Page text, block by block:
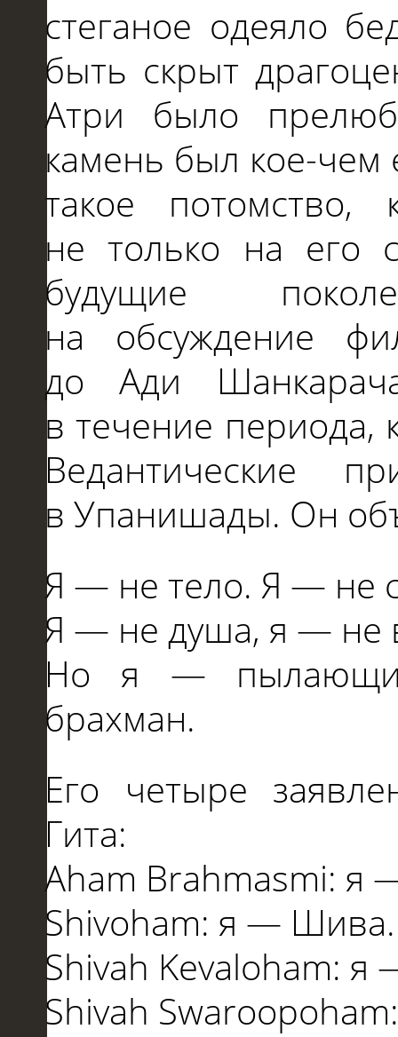
стеганое одеяло
быть скрыт
Атри было
камень был кое-
такое потомство,
нетолько на его
будущие
на обсуждение
доАди
втечение периода,
Ведантические
в Упанишады. Он
Я — не тело. Я — не
Я — не душа, я — не
Но я —
брахман.
Его четыре
Гита:
Aham Brahmasmi: я
Shivoham: я — Шива.
Shivah Kevaloham: я
Shivah